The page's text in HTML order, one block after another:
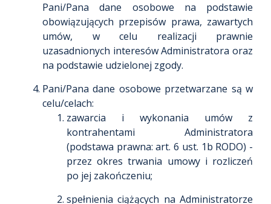
Pani/Pana dane osobowe na podstawie
obowiązujących przepisów prawa, zawartych
umów, w celu realizacji prawnie
uzasadnionych interesów Administratora oraz
na podstawie udzielonej zgody.
Pani/Pana dane osobowe przetwarzane są w
celu/celach:
zawarcia i wykonania umów z
kontrahentami Administratora
(podstawa prawna: art. 6 ust. 1b RODO) -
przez okres trwania umowy i rozliczeń
po jej zakończeniu;
spełnienia ciążących na Administratorze